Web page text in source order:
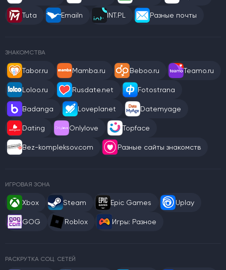
Tuta Emailn INT.PL Разные почты
ЗНАКОМСТВА
Tabor.ru Mamba.ru Beboo.ru Teamo.ru
Loloo.ru Rusdate.net Fotostrana
Badanga Loveplanet Datemyage
Dating Onlylove Topface
Bez-kompleksov.com Разные сайты знакомств
ИГРОВАЯ ЗОНА
Xbox Steam Epic Games Uplay
GOG Roblox Игры: Разное
РАСКРУТКА СОЦ. СЕТЕЙ